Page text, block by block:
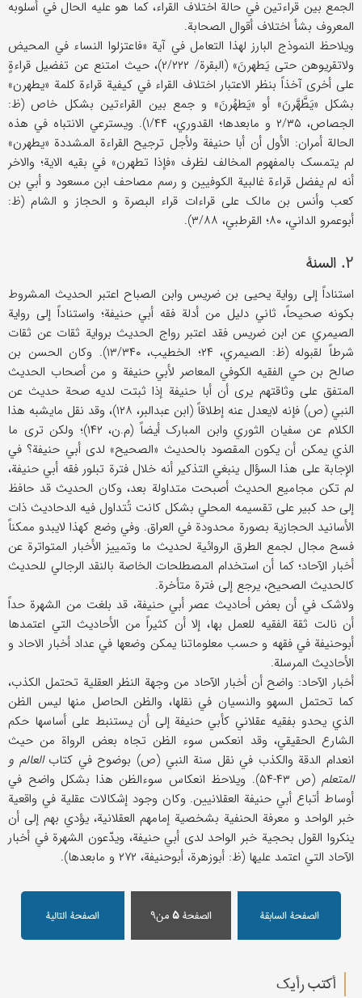
الجمع بین قراءتین في حالة اختلاف القراء، کما هو علیه الحال في أسلوبه
المعروف بشأ اختلاف أقوال الصحابة.
ویلاحظ النموذج البارز لهذا التعامل في آیة «فاعتزلوا النساء في المحیض
ولاتقریوهن حتی یَطهرنَ» (البقرة/ ۲/۲۲۲)، حیث امتنع عن تفضیل قراءةٍ
علی أخری آخذاً بنظر الاعتبار اختلاف القراء في کیفیة قراءة کلمة «یطهرن»
بشکل «یَطَّهَّرنَ» أو «یَطهُرنَ» و جمع بین القراءتین بشکل خاص (ظ:
الجصاص، ۲/۳۵ و مابعدها؛ القدوري، ۱/۴۴). ویسترعي الانتباه في هذه
الحالة أمران: الأول أن أبا حنیفة ولأجل ترجیح القراءة المشددة «یطهرن»
لم یتمسک بالمفهوم المخالف لظرف «فإذا تطهرن» في بقیه الایة؛ والاخر
أنه لم یفضل قراءة غالبیة الکوفیین و رسم مصاحف ابن مسعود و أبي بن
کعب وأنس بن مالک علی قراءات قراء البصرة و الحجاز و الشام (ظ:
أبوعمرو الداني، ۸۰؛ القرطبي، ۳/۸۸).
۲. السنة
استناداً إلی روایة یحیی بن ضریس وابن الصباح اعتبر الحدیث المشروط
بکونه صحیحاً، ثاني دلیل من أدلة فقه أبي حنیفة؛ واستناداً إلی روایة
الصیمري عن ابن ضریس فقد اعتبر رواج الحدیث بروایة ثقات عن ثقات
شرطاً لقبوله (ظ: الصیمري، ۲۴؛ الخطیب، ۱۳/۳۴۰). وکان الحسن بن
صالح بن حي الفقیه الکوفي المعاصر لأبي حنیفة و من أصحاب الحدیث
المتفق علی وثاقتهم یری أن أبا حنیفة إذا ثبتت لدیه صحة حدیث عن
النبي (ص) فإنه لایعدل عنه إطلاقاً (ابن عبدالبر، ۱۲۸)، وقد نقل مایشبه هذا
الکلام عن سفیان الثوري وابن المبارک أیضاً (م.ن، ۱۴۲)؛ ولکن تری ما
الذي یمکن أن یکون المقصود بالحدیث «الصحیح» لدی أبي حنیفة؟ في
الإجابة علی هذا السؤال ینبغي التذکیر أنه خلال فترة تبلور فقه أبي حنیفة،
لم تکن مجامیع الحدیث أصبحت متداولة بعد، وکان الحدیث قد حافظ
إلی حد کبیر علی تقسیمه المحلي بشکل کانت تُتداول فیه الدحادیث ذات
الأسانید الحجازیة بصورة محدودة في العراق. وفي وضع کهذا لایبدو ممکناً
فسح مجال لجمع الطرق الروائیة لحدیث ما وتمییز الأخبار المتواترة عن
أخبار الآحاد؛ کما أن استخدام المصطلحات الخاصة بالنقد الرجالي للحدیث
کالحدیث الصحیح، یرجع إلی فترة متأخرة.
ولاشک في أن بعض أحادیث عصر أبي حنیفة، قد بلغت من الشهرة حداً
أن نالت ثقة الفقیه للعمل بها، إلا أن کثیراً من الأحادیث التي اعتمدها
أبوحنیفة في فقهه و حسب معلوماتنا یمکن وضعها في عداد أخبار الاحاد و
الأحادیث المرسلة.
أخبار الآحاد: واضح أن أخبار الآحاد من وجهة النظر العقلیة تحتمل الکذب،
کما تحتمل السهو والنسیان في نقلها، والظن الحاصل منها لیس الظن
الذي یحدو بفقیه عقلاني کأبي حنیفة إلی أن یستنبط علی أساسها حکم
الشارع الحقیقي، وقد انعکس سوء الظن تجاه بعض الرواة من حیث
انعدام الدقة والکذب في نقل سنة النبي (ص) بوضوح في کتابالعالم و
المتعلم
(ص ۴۳-۵۴). ویلاحظ انعکاس سوءالظن هذا بشکل واضح في
أوساط أتباع أبي حنیفة العقلانیین. وکان وجود إشکالات عقلیة في واقعیة
خبر الواحد و معرفة الحنفیة بشخصیة إمامهم العقلانیة، یؤدي بهم إلی أن
ینکروا القول بحجیة خبر الواحد لدی أبي حنیفة، ویدّعون الشهرة في أخبار
الآحاد التي اعتمد علیها (ظ: أبوزهرة، أبوحنیفة، ۲۷۲ و مابعدها).
الصفحة السابقة الصفحة۵من۹ الصفحة التالیة
أکتب رأیك